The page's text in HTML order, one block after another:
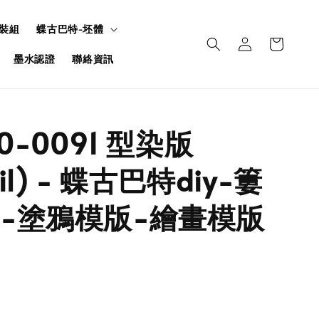
組
蝶古巴特-坯體
墨水認證 聯絡資訊
0091 型染版
- 蝶古巴特diy-簍
塗鴉模版-繪畫模版